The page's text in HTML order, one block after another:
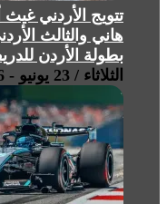
تتويج الأردني
هاني والثالث
بطولة الأردن
الثلاثاء / 23 يونيو - 2026 / 1:49 مساءً